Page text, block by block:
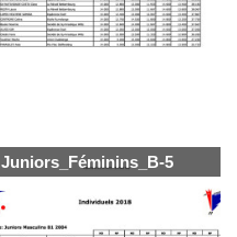
Juniors_Féminins_B-5